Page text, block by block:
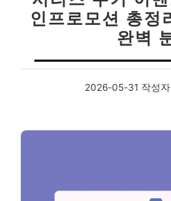
인프로모션 총정
완벽
2026-05-31 작성